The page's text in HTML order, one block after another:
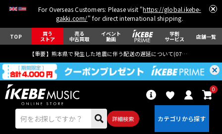
For Overseas Customers: Please visit "https://global.ikebe-
gakki.com/" for direct international shipping.
TOP 買う
ストア
売る
中古買取
イベント
動画
学割
サービス 店舗一覧
【重要】熊本県で発生した地震に伴う配送の遅延について(07月29日
詳細検索
0